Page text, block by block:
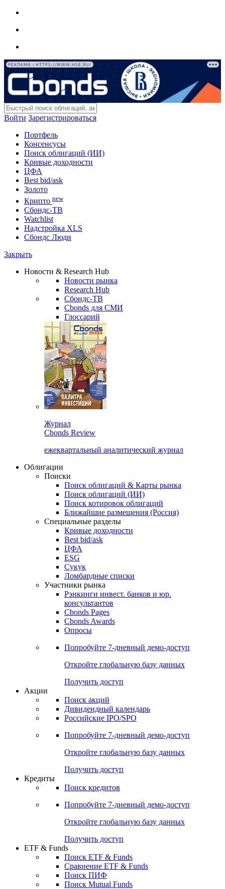
РЕКЛАМА • HTTPS://WWW.HSE.RU/
Войти Зарегистрироваться
Портфель
Консенсусы
Поиск облигаций (ИИ)
Кривые доходности
ЦФА
Best bid/ask
Золото
Крипто new
Сбондс-ТВ
Watchlist
Надстройка XLS
Сбондс Люди
Закрыть
Новости & Research Hub
Новости рынка
Research Hub
Сбондс-ТВ
Cbonds для СМИ
Глоссарий
Журнал
Cbonds Review
ежеквартальный аналитический журнал
Облигации
Поиски
Поиск облигаций & Карты рынка
Поиск облигаций (ИИ)
Поиск котировок облигаций
Ближайшие размещения (Россия)
Специальные разделы
Кривые доходности
Best bid/ask
ЦФА
ESG
Сукук
Ломбардные списки
Участники рынка
Рэнкинги инвест. банков и юр.
консультантов
Cbonds Pages
Cbonds Awards
Опросы
Попробуйте 7-дневный демо-доступ
Откройте глобальную базу данных
Получить доступ
Акции
Поиск акций
Дивидендный календарь
Российские IPO/SPO
Попробуйте 7-дневный демо-доступ
Откройте глобальную базу данных
Получить доступ
Кредиты
Поиск кредитов
Попробуйте 7-дневный демо-доступ
Откройте глобальную базу данных
Получить доступ
ETF & Funds
Поиск ETF & Funds
Сравнение ETF & Funds
Поиск ПИФ
Поиск Mutual Funds